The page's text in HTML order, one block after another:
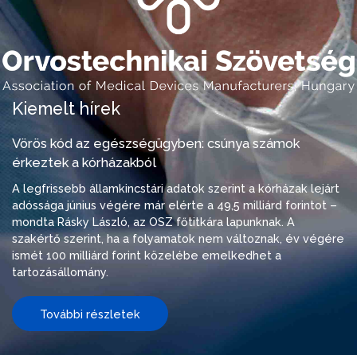
Kiemelt hírek
Vörös kód az egészségügyben: csúnya számok
érkeztek a kórházakból
A legfrissebb államkincstári adatok szerint a kórházak lejárt
adóssága június végére már elérte a 49,5 milliárd forintot –
mondta Rásky László, az OSZ főtitkára lapunknak. A
szakértő szerint, ha a folyamatok nem változnak, év végére
ismét 100 milliárd forint közelébe emelkedhet a
tartozásállomány.
További részletek